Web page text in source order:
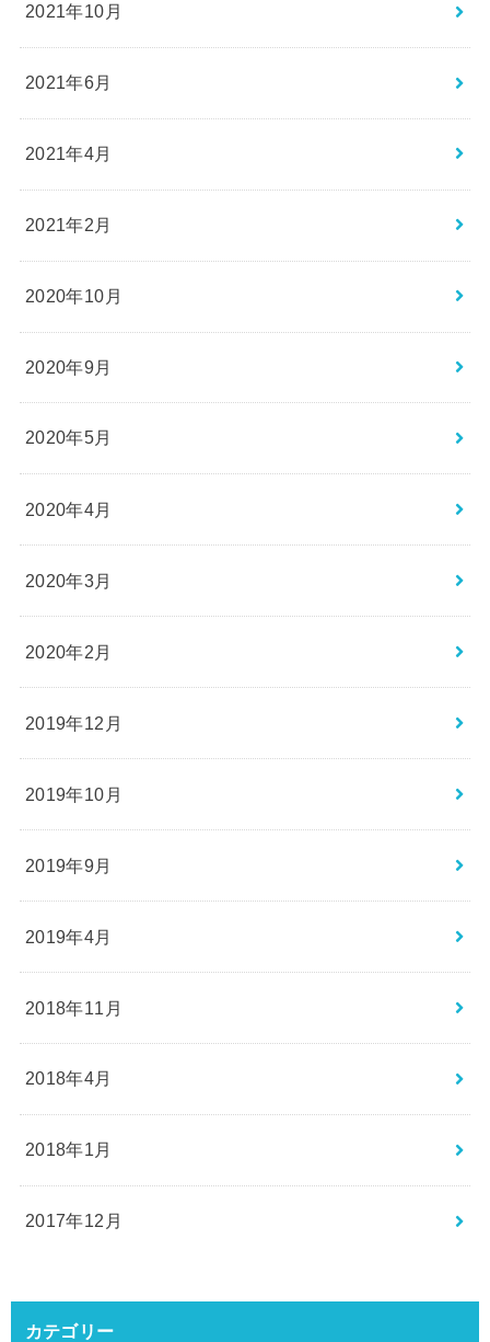
2021年10月
2021年6月
2021年4月
2021年2月
2020年10月
2020年9月
2020年5月
2020年4月
2020年3月
2020年2月
2019年12月
2019年10月
2019年9月
2019年4月
2018年11月
2018年4月
2018年1月
2017年12月
カテゴリー